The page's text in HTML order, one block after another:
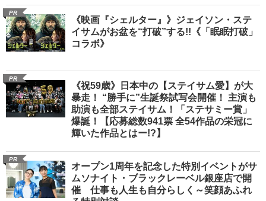
PR
《映画『シェルター』》ジェイソン・ステ
イサムがお盆を“打破”する!!《「眠眠打破」
コラボ》
PR
《祝59歳》日本中の【ステイサム愛】が大
暴走！ “勝手に”生誕祭試写会開催！ 主演も
助演も全部ステイサム！「ステサミー賞」
爆誕！【応募総数941票 全54作品の栄冠に
輝いた作品とはー!?】
PR
オープン1周年を記念した特別イベントがサ
ムソナイト・ブラックレーベル銀座店で開
催 仕事も人生も自分らしく～笑顔あふれ